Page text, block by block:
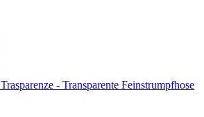
Trasparenze - Transparente Feinstrumpfhose